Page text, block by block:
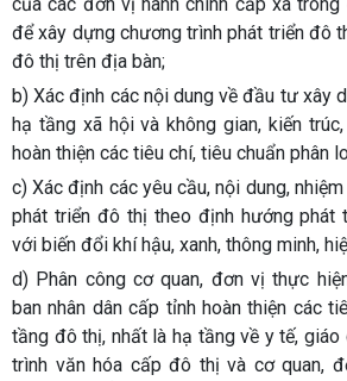
để xây dựng chương trình phát triển đô
đô thị trên địa bàn;
b) Xác định các nội dung về đầu tư xây
hạ tầng xã hội và không gian, kiến
hoàn thiện các tiêu chí, tiêu chuẩn phân
c) Xác định các yêu cầu, nội dung,
phát triển đô thị theo định hướng phát
với biến đổi khí hậu, xanh, thông minh,
d) Phân công cơ quan, đơn vị thực
ban nhân dân cấp tỉnh hoàn thiện các
tầng đô thị, nhất là hạ tầng về y tế,
trình văn hóa cấp đô thị và cơ quan,